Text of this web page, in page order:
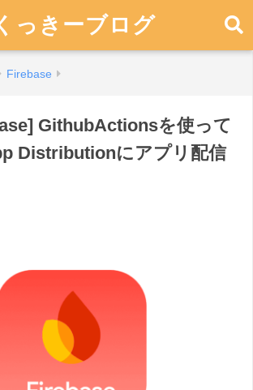
っきーブログ
Firebase
GithubActionsを使って
Distributionにアプリ配信